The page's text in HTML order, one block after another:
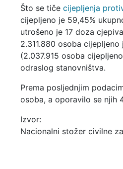
Što se tiče cijepljenja
cijepljeno je 59,45%
utrošeno je 17 doza
2.311.880 osoba
(2.037.915 osoba
odraslog stanovništva.
Prema posljednjim
osoba, a oporavilo se njih
Izvor:
Nacionalni stožer civilne